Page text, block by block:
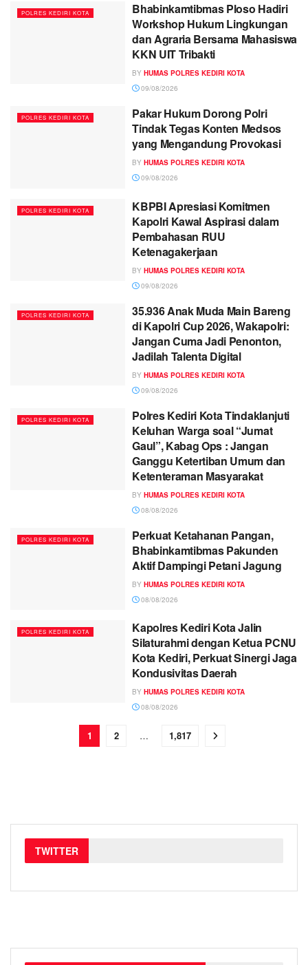
POLRES KEDIRI KOTA
Bhabinkamtibmas Ploso Hadiri
Workshop Hukum Lingkungan
dan Agraria Bersama Mahasiswa
KKN UIT Tribakti
BY HUMAS POLRES KEDIRI KOTA
09/08/2026
POLRES KEDIRI KOTA
Pakar Hukum Dorong Polri
Tindak Tegas Konten Medsos
yang Mengandung Provokasi
BY HUMAS POLRES KEDIRI KOTA
09/08/2026
POLRES KEDIRI KOTA
KBPBI Apresiasi Komitmen
Kapolri Kawal Aspirasi dalam
Pembahasan RUU
Ketenagakerjaan
BY HUMAS POLRES KEDIRI KOTA
09/08/2026
POLRES KEDIRI KOTA
35.936 Anak Muda Main Bareng
di Kapolri Cup 2026, Wakapolri:
Jangan Cuma Jadi Penonton,
Jadilah Talenta Digital
BY HUMAS POLRES KEDIRI KOTA
09/08/2026
POLRES KEDIRI KOTA
Polres Kediri Kota Tindaklanjuti
Keluhan Warga soal “Jumat
Gaul”, Kabag Ops : Jangan
Ganggu Ketertiban Umum dan
Ketenteraman Masyarakat
BY HUMAS POLRES KEDIRI KOTA
08/08/2026
POLRES KEDIRI KOTA
Perkuat Ketahanan Pangan,
Bhabinkamtibmas Pakunden
Aktif Dampingi Petani Jagung
BY HUMAS POLRES KEDIRI KOTA
08/08/2026
POLRES KEDIRI KOTA
Kapolres Kediri Kota Jalin
Silaturahmi dengan Ketua PCNU
Kota Kediri, Perkuat Sinergi Jaga
Kondusivitas Daerah
BY HUMAS POLRES KEDIRI KOTA
08/08/2026
1 2 … 1,817
TWITTER